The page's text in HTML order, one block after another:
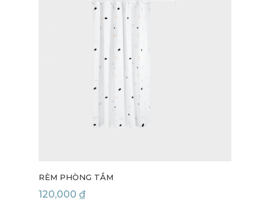
RÈM PHÒNG TẮM
120,000 ₫